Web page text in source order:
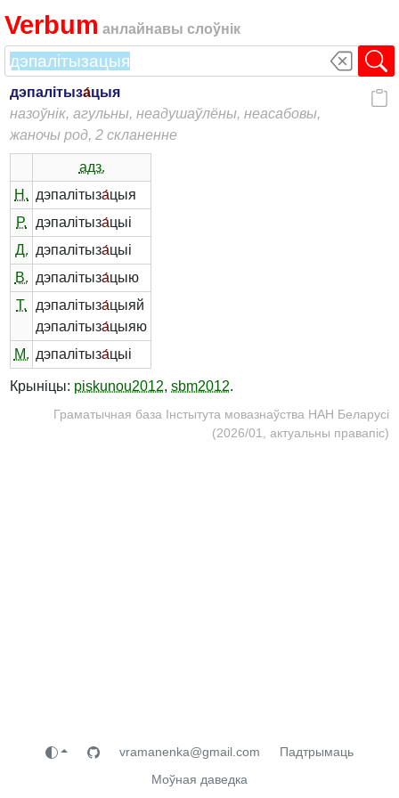
Verbum анлайнавы слоўнік
дэпалітыза́цыя
назоўнік, агульны, неадушаўлёны, неасабовы,
жаночы род, 2 скланенне
адз.
Н. дэпалітыза́цыя
Р.
дэпалітыза́цыі
Д. дэпалітыза́цыі
В. дэпалітыза́цыю
Т.
дэпалітыза́цыяй
дэпалітыза́цыяю
М. дэпалітыза́цыі
Крыніцы: piskunou2012, sbm2012.
Граматычная база Інстытута мовазнаўства НАН Беларусі
(2026/01, актуальны правапіс)
vramanenka@gmail.com
Падтрымаць
Моўная даведка